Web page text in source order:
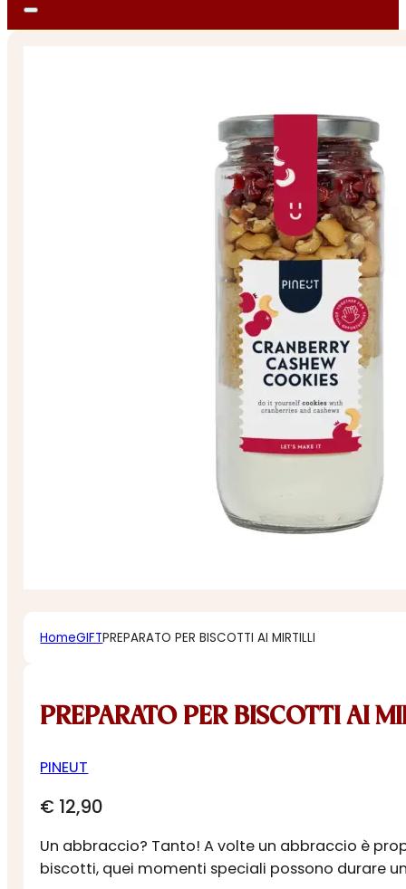
HomeGIFTPREPARATO PER BISCOTTI AI MIRTILLI
PREPARATO PER BISCOTTI AI
PINEUT
€ 12,90
Un abbraccio? Tanto! A volte un abbraccio è
biscotti, quei momenti speciali possono durare